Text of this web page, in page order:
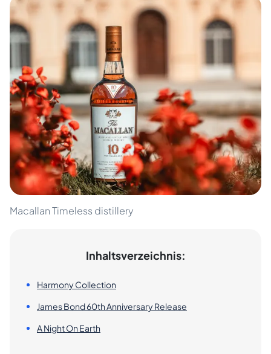
Macallan Timeless distillery
Inhaltsverzeichnis:
Harmony Collection
James Bond 60th Anniversary Release
A Night On Earth